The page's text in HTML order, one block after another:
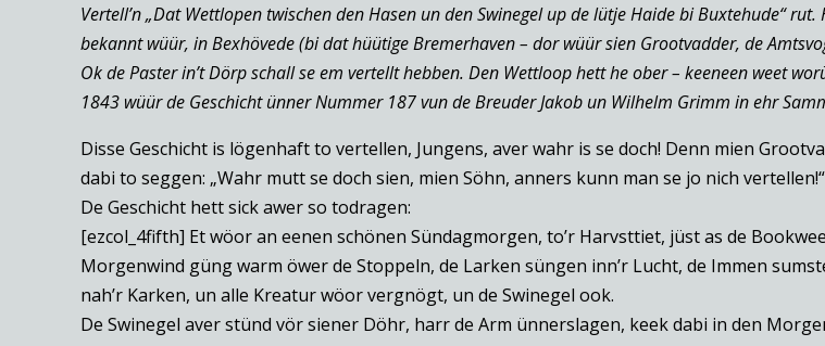
Vertell’n „Dat Wettlopen twischen den Hasen un den Swinegel up de lütje Haide bi Buxtehude“
bekannt wüür, in Bexhövede (bi dat hüütige Bremerhaven – dor wüür sien Grootvadder, de
Ok de Paster in’t Dörp schall se em vertellt hebben. Den Wettloop hett he ober – keeneen weet
1843 wüür de Geschicht ünner Nummer 187 vun de Breuder Jakob un Wilhelm Grimm in ehr
Disse Geschicht is lögenhaft to vertellen, Jungens, aver wahr is se doch! Denn mien
dabi to seggen: „Wahr mutt se doch sien, mien Söhn, anners kunn man se jo nich vertellen!“
De Geschicht hett sick awer so todragen:
[ezcol_4fifth] Et wöor an eenen schönen Sündagmorgen, to’r Harvsttiet, jüst as de
Morgenwind güng warm öwer de Stoppeln, de Larken süngen inn’r Lucht, de Immen
nah’r Karken, un alle Kreatur wöor vergnögt, un de Swinegel ook.
De Swinegel aver stünd vör siener Döhr, harr de Arm ünnerslagen, keek dabi in den